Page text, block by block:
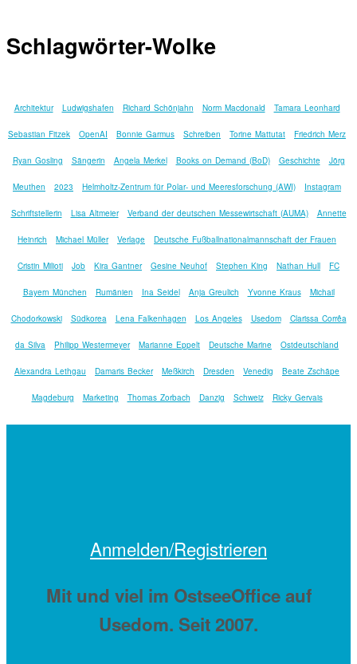
Schlagwörter-Wolke
Architektur Ludwigshafen Richard Schönjahn Norm Macdonald Tamara Leonhard
Sebastian Fitzek OpenAI Bonnie Garmus Schreiben Torine Mattutat Friedrich Merz
Ryan Gosling Sängerin Angela Merkel Books on Demand (BoD) Geschichte Jörg
Meuthen 2023 Helmholtz-Zentrum für Polar- und Meeresforschung (AWI) Instagram
Schriftstellerin Lisa Altmeier Verband der deutschen Messewirtschaft (AUMA) Annette
Heinrich Michael Müller Verlage Deutsche Fußballnationalmannschaft der Frauen
Cristin Milioti Job Kira Gantner Gesine Neuhof Stephen King Nathan Hull FC
Bayern München Rumänien Ina Seidel Anja Greulich Yvonne Kraus Michail
Chodorkowski Südkorea Lena Falkenhagen Los Angeles Usedom Clarissa Corrêa
da Silva Philipp Westermeyer Marianne Eppelt Deutsche Marine Ostdeutschland
Alexandra Lethgau Damaris Becker Meßkirch Dresden Venedig Beate Zschäpe
Magdeburg Marketing Thomas Zorbach Danzig Schweiz Ricky Gervais
Anmelden/Registrieren
Mit und viel im OstseeOffice auf
Usedom. Seit 2007.